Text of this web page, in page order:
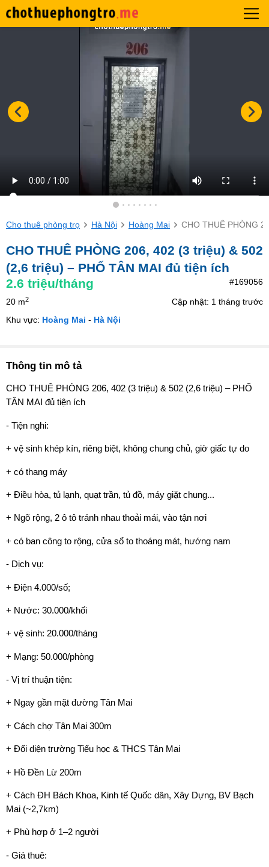
Cho thuê phòng trọ Hà Nội Hoàng Mai CHO THUÊ PHÒNG
CHO THUÊ PHÒNG 206, 402 (3 triệu) & 502
(2,6 triệu) – PHỐ TÂN MAI đủ tiện ích
2.6 triệu/tháng #169056
20 m2
Cập nhật: 1 tháng trước
Khu vực: Hoàng Mai - Hà Nội
Thông tin mô tả
CHO THUÊ PHÒNG 206, 402 (3 triệu) & 502 (2,6 triệu) – PHỐ
TÂN MAI đủ tiện ích
- Tiện nghi:
+ vệ sinh khép kín, riêng biệt, không chung chủ, giờ giấc tự do
+ có thang máy
+ Điều hòa, tủ lạnh, quạt trần, tủ đồ, máy giặt chung...
+ Ngõ rộng, 2 ô tô tránh nhau thoải mái, vào tận nơi
+ có ban công to rộng, cửa sổ to thoáng mát, hướng nam
- Dịch vụ:
+ Điện 4.000/số;
+ Nước: 30.000/khối
+ vệ sinh: 20.000/tháng
+ Mạng: 50.000/phòng
- Vị trí thuận tiện:
+ Ngay gần mặt đường Tân Mai
+ Cách chợ Tân Mai 300m
+ Đối diện trường Tiểu học & THCS Tân Mai
+ Hồ Đền Lừ 200m
+ Cách ĐH Bách Khoa, Kinh tế Quốc dân, Xây Dựng, BV Bạch
Mai (~2,7km)
+ Phù hợp ở 1–2 người
- Giá thuê: